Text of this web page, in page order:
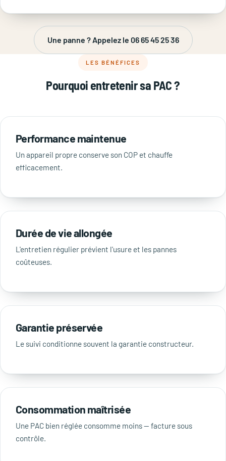
Une panne ? Appelez le 06 65 45 25 36
LES BÉNÉFICES
Pourquoi entretenir sa PAC ?
Performance maintenue
Un appareil propre conserve son COP et chauffe
efficacement.
Durée de vie allongée
L'entretien régulier prévient l'usure et les pannes
coûteuses.
Garantie préservée
Le suivi conditionne souvent la garantie constructeur.
Consommation maîtrisée
Une PAC bien réglée consomme moins — facture sous
contrôle.